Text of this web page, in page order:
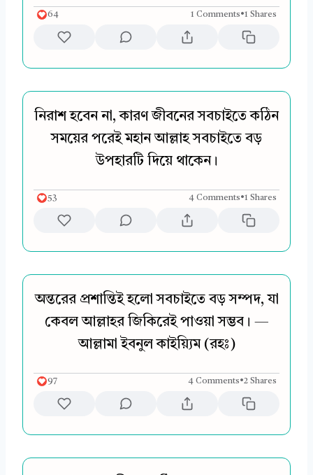
64 1 Comments•1 Shares
নিরাশ হবেন না, কারণ জীবনের সবচাইতে কঠিন
সময়ের পরেই মহান আল্লাহ সবচাইতে বড়
উপহারটি দিয়ে থাকেন।
53 4 Comments•1 Shares
অন্তরের প্রশান্তিই হলো সবচাইতে বড় সম্পদ, যা
কেবল আল্লাহর জিকিরেই পাওয়া সম্ভব। —
আল্লামা ইবনুল কাইয়্যিম (রহঃ)
97 4 Comments•2 Shares